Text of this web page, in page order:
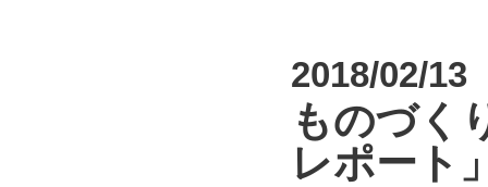
2018/02/13
ものづく
レポート